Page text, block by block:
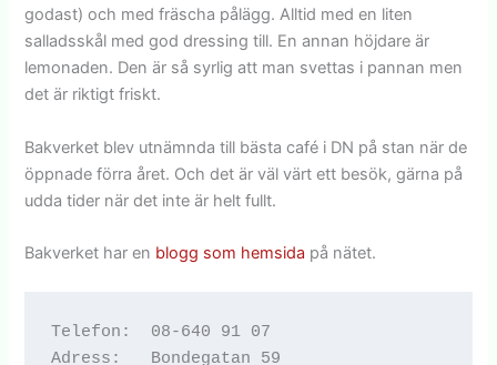
godast) och med fräscha pålägg. Alltid med en liten
salladsskål med god dressing till. En annan höjdare är
lemonaden. Den är så syrlig att man svettas i pannan men
det är riktigt friskt.
Bakverket blev utnämnda till bästa café i DN på stan när de
öppnade förra året. Och det är väl värt ett besök, gärna på
udda tider när det inte är helt fullt.
Bakverket har en blogg som hemsida på nätet.
Telefon:  08-640 91 07